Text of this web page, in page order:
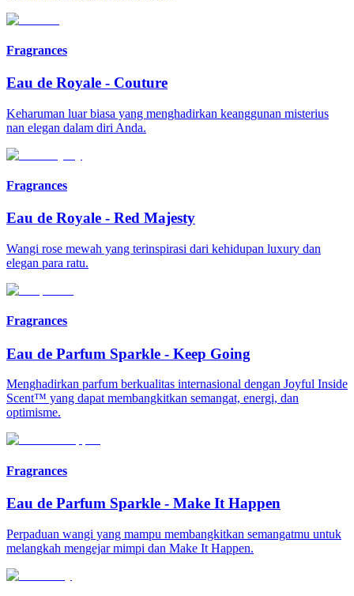
Fragrances
Eau de Royale - Couture
Keharuman luar biasa yang menghadirkan keanggunan misterius
nan elegan dalam diri Anda.
Fragrances
Eau de Royale - Red Majesty
Wangi rose mewah yang terinspirasi dari kehidupan luxury dan
elegan para ratu.
Fragrances
Eau de Parfum Sparkle - Keep Going
Menghadirkan parfum berkualitas internasional dengan Joyful Inside
Scent™ yang dapat membangkitkan semangat, energi, dan
optimisme.
Fragrances
Eau de Parfum Sparkle - Make It Happen
Perpaduan wangi yang mampu membangkitkan semangatmu untuk
melangkah mengejar mimpi dan Make It Happen.